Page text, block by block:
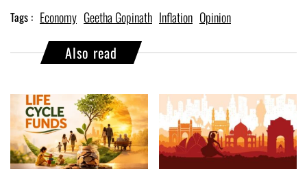
Tags : Economy Geetha Gopinath Inflation Opinion
Also read